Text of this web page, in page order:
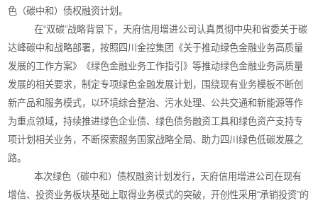
色（碳中和）债权融资计划。
在“双碳”战略背景下，天府信用增进公司认真贯彻中央和省委关于碳
达峰碳中和战略部署，按照四川金控集团《关于推动绿色金融业务高质量
发展的工作方案》《绿色金融业务工作指引》等推动绿色金融业务高质量
发展的相关要求，制定专项绿色金融发展计划，围绕现有业务模板不断创
新产品和服务模式，以环境综合整治、污水处理、公共交通和新能源等作
为重点领域，持续推进绿色企业债、绿色债务融资工具和绿色资产支持专
项计划相关业务，不断探索服务国家战略全局、助力四川绿色低碳发展之
路。
本次绿色（碳中和）债权融资计划发行，天府信用增进公司在现有
增信、投资业务板块基础上取得业务模式的突破，开创性采用“承销投资”的